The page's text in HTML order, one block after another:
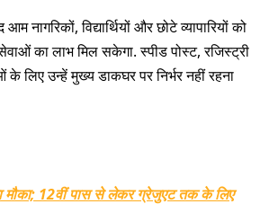
नागरिकों, विद्यार्थियों और छोटे व्यापारियों को
का लाभ मिल सकेगा. स्पीड पोस्ट, रजिस्ट्री
लिए उन्हें मुख्य डाकघर पर निर्भर नहीं रहना
मौका; 12वीं पास से लेकर ग्रेजुएट तक के लिए